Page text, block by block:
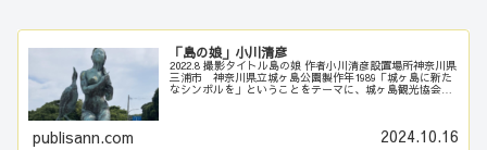
「島の娘」小川清彦
2022.8 撮影タイトル島の娘 作者小川清彦設置場所神奈川県
三浦市 神奈川県立城ヶ島公園製作年1989「城ヶ島に新た
なシンボルを」ということをテーマに、城ヶ島観光協会が
publisann.com 2024.10.16